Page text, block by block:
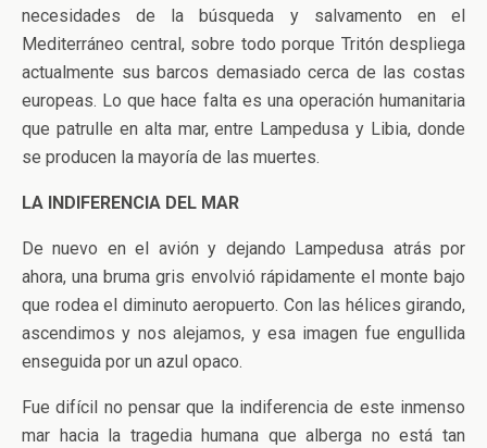
necesidades de la búsqueda y salvamento en el
Mediterráneo central, sobre todo porque Tritón despliega
actualmente sus barcos demasiado cerca de las costas
europeas. Lo que hace falta es una operación humanitaria
que patrulle en alta mar, entre Lampedusa y Libia, donde
se producen la mayoría de las muertes.
LA INDIFERENCIA DEL MAR
De nuevo en el avión y dejando Lampedusa atrás por
ahora, una bruma gris envolvió rápidamente el monte bajo
que rodea el diminuto aeropuerto. Con las hélices girando,
ascendimos y nos alejamos, y esa imagen fue engullida
enseguida por un azul opaco.
Fue difícil no pensar que la indiferencia de este inmenso
mar hacia la tragedia humana que alberga no está tan